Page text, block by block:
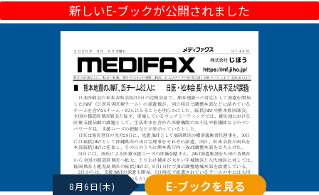
新しいE-ブックが公開されました
8月6日(木) E-ブックを見る